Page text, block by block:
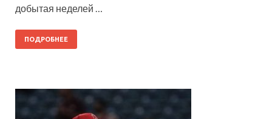
добытая неделей …
ПОДРОБНЕЕ